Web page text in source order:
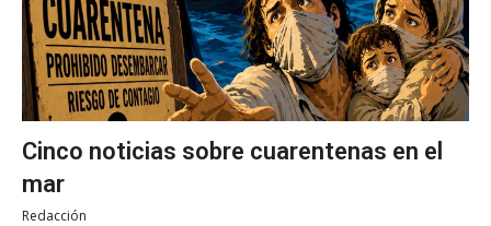
Cinco noticias sobre cuarentenas en el
mar
Redacción